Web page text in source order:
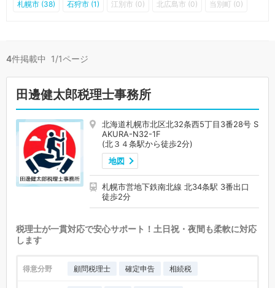
札幌市 (38) 石狩市 (1) 江別市 (0) 北広島市 (0) 当別町 (0)
4件掲載中 1/1ページ
田邊健太郎税理士事務所
北海道札幌市北区北32条西5丁目3番28号 S
AKURA-N32-1F
(北３４条駅から徒歩2分)
地図
札幌市営地下鉄南北線 北34条駅 3番出口
徒歩2分
税理士が一貫対応で安心サポート！土日祝・夜間も柔軟に対応
します
得意分野 顧問税理士 確定申告 相続税